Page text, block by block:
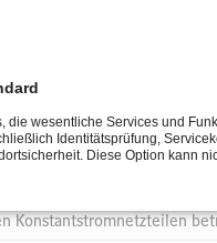
Konstantstromnetzteilen
die wesentliche Services und
Identitätsprüfung,
Diese Option kann